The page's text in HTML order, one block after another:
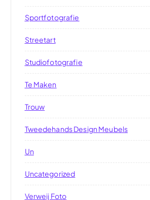
Sportfotografie
Streetart
Studiofotografie
Te Maken
Trouw
Tweedehands Design Meubels
Un
Uncategorized
Verweij Foto